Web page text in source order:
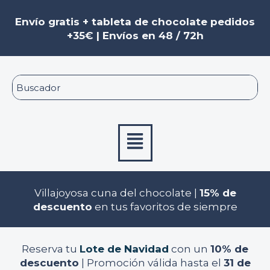
Envío gratis + tableta de chocolate pedidos
+35€ | Envíos en 48 / 72h
Menú
Villajoyosa cuna del chocolate | 15% de
descuento en tus favoritos de siempre
Reserva tu Lote de Navidad con un 10% de
descuento | Promoción válida hasta el 31 de